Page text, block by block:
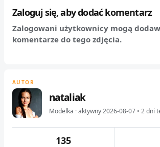
Zaloguj się, aby dodać komentarz
Zalogowani użytkownicy mogą
komentarze do tego zdjęcia.
AUTOR
nataliak
Modelka · aktywny 2026-08-07 • 2 dni
135